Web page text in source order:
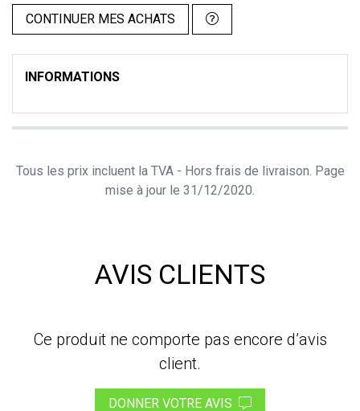
CONTINUER MES ACHATS
INFORMATIONS
Tous les prix incluent la TVA - Hors frais de livraison. Page
mise à jour le 31/12/2020.
AVIS CLIENTS
Ce produit ne comporte pas encore d’avis
client.
DONNER VOTRE AVIS